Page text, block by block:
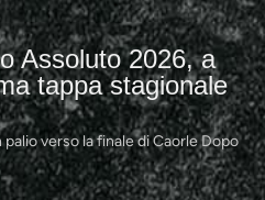
Assoluto 2026, a
tappa stagionale
verso la finale di Caorle Dopo